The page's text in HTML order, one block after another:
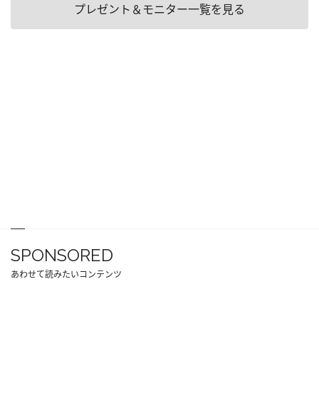
プレゼント＆モニター一覧を見る
SPONSORED
あわせて読みたいコンテンツ